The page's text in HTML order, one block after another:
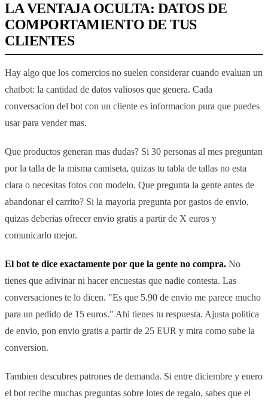
LA VENTAJA OCULTA: DATOS DE
COMPORTAMIENTO DE TUS
CLIENTES
Hay algo que los comercios no suelen considerar cuando evaluan un
chatbot: la cantidad de datos valiosos que genera. Cada
conversacion del bot con un cliente es informacion pura que puedes
usar para vender mas.
Que productos generan mas dudas? Si 30 personas al mes preguntan
por la talla de la misma camiseta, quizas tu tabla de tallas no esta
clara o necesitas fotos con modelo. Que pregunta la gente antes de
abandonar el carrito? Si la mayoria pregunta por gastos de envio,
quizas deberias ofrecer envio gratis a partir de X euros y
comunicarlo mejor.
El bot te dice exactamente por que la gente no compra. No
tienes que adivinar ni hacer encuestas que nadie contesta. Las
conversaciones te lo dicen. "Es que 5.90 de envio me parece mucho
para un pedido de 15 euros." Ahi tienes tu respuesta. Ajusta politica
de envio, pon envio gratis a partir de 25 EUR y mira como sube la
conversion.
Tambien descubres patrones de demanda. Si entre diciembre y enero
el bot recibe muchas preguntas sobre lotes de regalo, sabes que el